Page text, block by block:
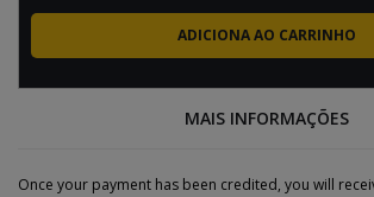
MAIS INFORMAÇÕES
Once your payment has been credited, you will